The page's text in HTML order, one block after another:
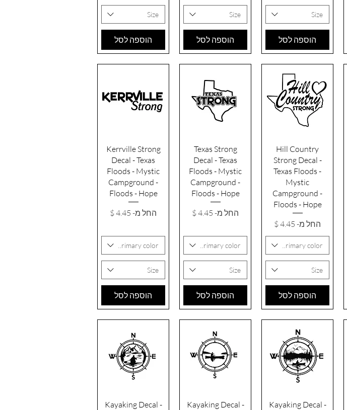
Size
הוספה לסל
Size
הוספה לסל
Size
הוספה לסל
תצוגה מהירה
Hill Country
Strong Decal -
Texas Floods -
Mystic
Campground -
Floods - Hope
החל מ-
מחיר מבצע
Primary color
Size
הוספה לסל
תצוגה מהירה
Texas Strong
Decal - Texas
Floods - Mystic
Campground -
Floods - Hope
החל מ-
מחיר מבצע
Primary color
Size
הוספה לסל
תצוגה מהירה
Kerrville Strong
Decal - Texas
Floods - Mystic
Campground -
Floods - Hope
החל מ-
מחיר מבצע
Primary color
Size
הוספה לסל
תצוגה מהירה
Kayaking Decal -
תצוגה מהירה
Kayaking Decal -
תצוגה מהירה
Kayaking Decal -